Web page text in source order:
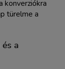
konverziókra
türelme a
a